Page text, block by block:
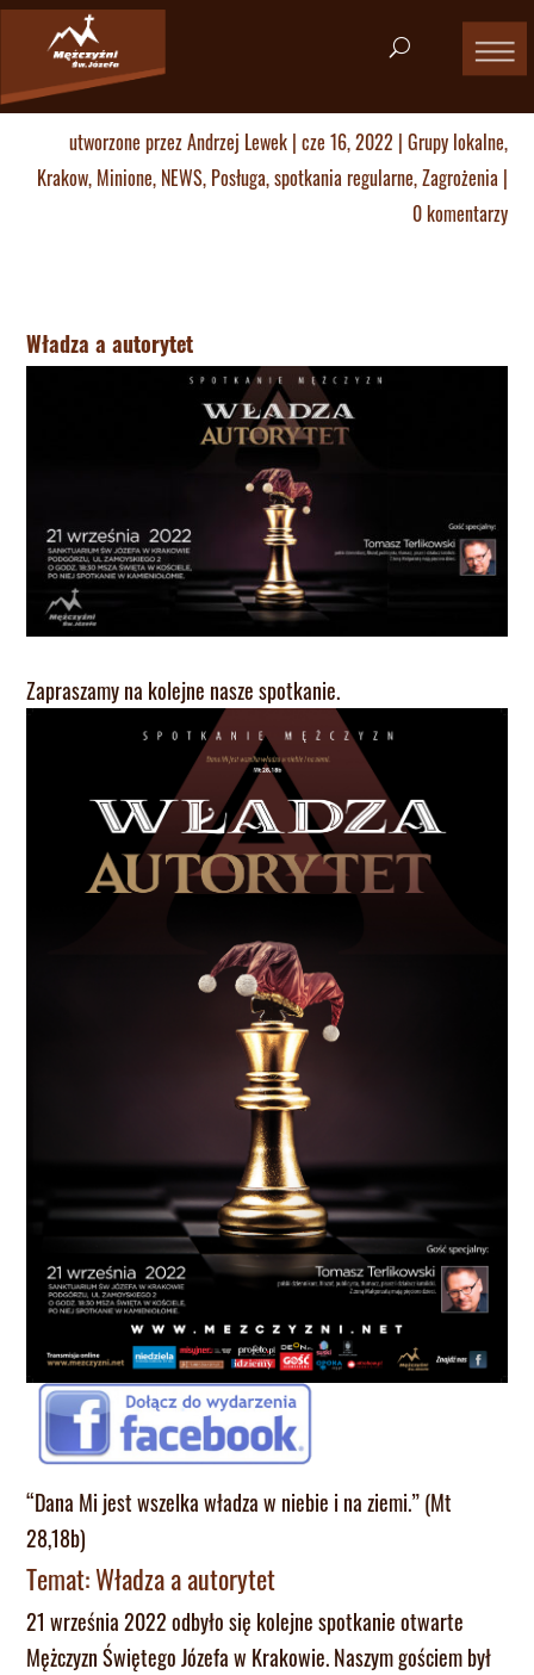
utworzone przezAndrzej Lewek| cze 16, 2022 | Grupy lokalne,
Krakow, Minione, NEWS, Posługa,spotkania regularne,Zagrożenia|
0 komentarzy
Władza a autorytet
Zapraszamy na kolejne nasze spotkanie.
“Dana Mi jest wszelka władza w niebie i na ziemi.” (Mt
28,18b)
Temat: Władza a autorytet
21 września 2022 odbyło się kolejne spotkanie otwarte
Mężczyzn Świętego Józefa w Krakowie. Naszym gościem był